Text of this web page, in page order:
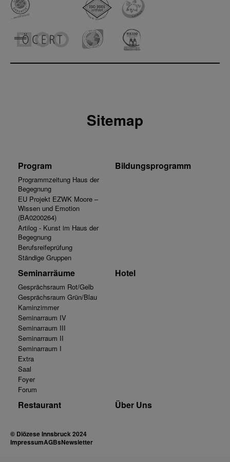
Sitemap
Program
Programmzeitung Haus der
Begegnung
EU Projekt EZWK Moore –
Wissen und Emotion
(BA0200264)
Artilog - Kunst im Haus der
Begegnung
Berufsreifeprüfung
Ständige Gruppen
Bildungsprogramm
Seminarräume
Gesprächsraum Rot/Gelb
Gesprächsraum Grün/Blau
Kaminzimmer
Seminarraum IV
Seminarraum III
Seminarraum II
Seminarraum I
Extra
Saal
Foyer
Forum
Hotel
Restaurant Über Uns
© Diözese Innsbruck 2024
ImpressumAGBsNewsletter